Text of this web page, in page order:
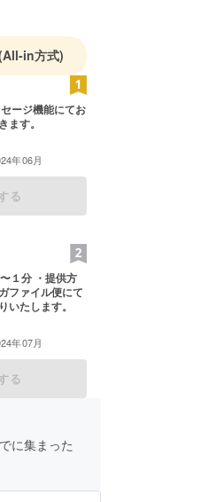
in方式)
ージ機能にてお
ます。
年06月
る
１分 ・提供方
ファイル便にて
いたします。
年07月
る
に集まった